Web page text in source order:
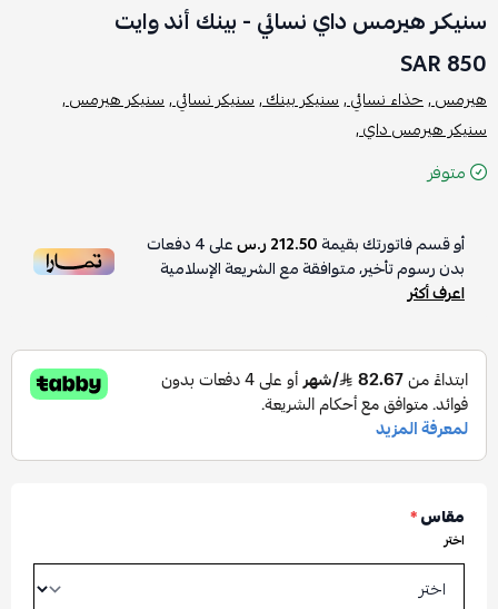
سنيكر هيرمس داي نسائي - بينك أند وايت
850 SAR
هيرمس ,حذاء نسائي ,سنيكر بينك ,سنيكر نسائي ,سنيكر هيرمس ,
سنيكر هيرمس داي ,
متوفر
أو قسم فاتورتك بقيمة212.50 ر.س على4دفعات
بدون رسوم تأخير، متوافقة مع الشريعة الإسلامية
اعرف أكثر
مقاس*
اختر